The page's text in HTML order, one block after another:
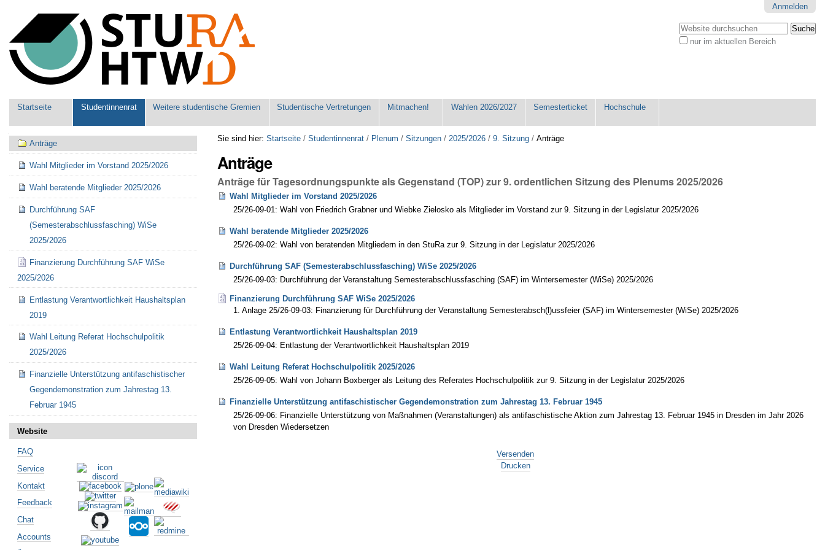
Werkzeuge
Anmelden
Website durchsuchen
nur im aktuellen Bereich
Sektionen
Startseite Studentinnenrat Weitere studentische Gremien Studentische Vertretungen Mitmachen! Wahlen 2026/2027 Semesterticket Hochschule
Sie sind hier: Startseite /Studentinnenrat / Plenum /Sitzungen /2025/2026 /9. Sitzung /Anträge
Anträge
Anträge für Tagesordnungspunkte als Gegenstand (TOP) zur 9. ordentlichen Sitzung des Plenums 2025/2026
Wahl Mitglieder im Vorstand 2025/2026
25/26-09-01: Wahl von Friedrich Grabner und Wiebke Zielosko als Mitglieder im Vorstand zur 9. Sitzung in der Legislatur 2025/2026
Wahl beratende Mitglieder 2025/2026
25/26-09-02: Wahl von beratenden Mitgliedern in den StuRa zur 9. Sitzung in der Legislatur 2025/2026
Durchführung SAF (Semesterabschlussfasching) WiSe 2025/2026
25/26-09-03: Durchführung der Veranstaltung Semesterabschlussfasching (SAF) im Wintersemester (WiSe) 2025/2026
Finanzierung Durchführung SAF WiSe 2025/2026
1. Anlage 25/26-09-03: Finanzierung für Durchführung der Veranstaltung Semesterabsch(l)ussfeier (SAF) im Wintersemester (WiSe) 2025/2026
Entlastung Verantwortlichkeit Haushaltsplan 2019
25/26-09-04: Entlastung der Verantwortlichkeit Haushaltsplan 2019
Wahl Leitung Referat Hochschulpolitik 2025/2026
25/26-09-05: Wahl von Johann Boxberger als Leitung des Referates Hochschulpolitik zur 9. Sitzung in der Legislatur 2025/2026
Finanzielle Unterstützung antifaschistischer Gegendemonstration zum Jahrestag 13. Februar 1945
25/26-09-06: Finanzielle Unterstützung von Maßnahmen (Veranstaltungen) als antifaschistische Aktion zum Jahrestag 13. Februar 1945 in Dresden im Jahr 2026
von Dresden Wiedersetzen
Versenden
Drucken
Navigation
Anträge
Wahl Mitglieder im Vorstand 2025/2026
Wahl beratende Mitglieder 2025/2026
Durchführung SAF
(Semesterabschlussfasching) WiSe
2025/2026
Finanzierung Durchführung SAF WiSe
2025/2026
Entlastung Verantwortlichkeit Haushaltsplan
2019
Wahl Leitung Referat Hochschulpolitik
2025/2026
Finanzielle Unterstützung antifaschistischer
Gegendemonstration zum Jahrestag 13.
Februar 1945
Website
FAQ
Service
Kontakt
Feedback
Chat
Accounts